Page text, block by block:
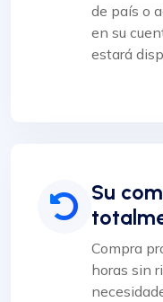
de país o
en su
estará
Su
Compra
horas sin